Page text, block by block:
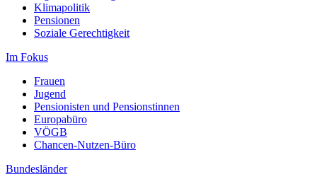
Klimapolitik
Pensionen
Soziale Gerechtigkeit
Im Fokus
Frauen
Jugend
Pensionisten und Pensionstinnen
Europabüro
VÖGB
Chancen-Nutzen-Büro
Bundesländer